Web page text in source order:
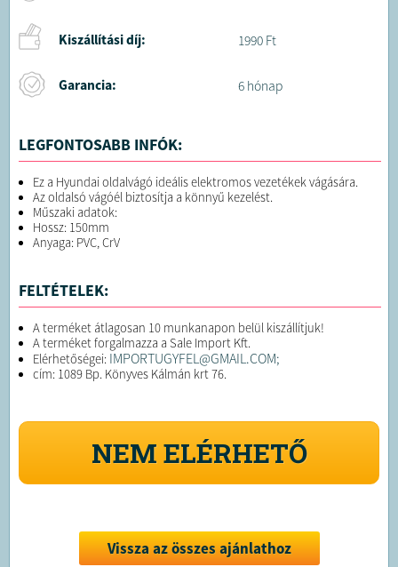
Kiszállítási díj: 1990 Ft
Garancia: 6 hónap
LEGFONTOSABB INFÓK:
Ez a Hyundai oldalvágó ideális elektromos vezetékek vágására.
Az oldalsó vágóél biztosítja a könnyű kezelést.
Műszaki adatok:
Hossz: 150mm
Anyaga: PVC, CrV
FELTÉTELEK:
A terméket átlagosan 10 munkanapon belül kiszállítjuk!
A terméket forgalmazza a Sale Import Kft.
Elérhetőségei: IMPORTUGYFEL@GMAIL.COM;
cím: 1089 Bp. Könyves Kálmán krt 76.
NEM ELÉRHETŐ
Vissza az összes ajánlathoz